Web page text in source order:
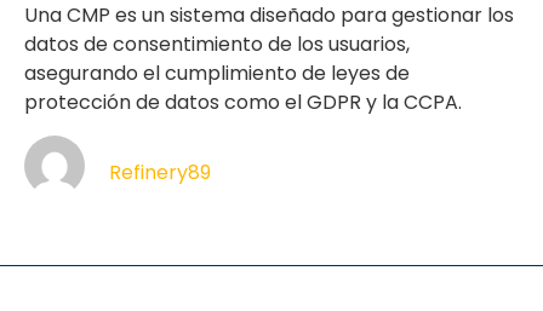
Una CMP es un sistema diseñado para gestionar los
datos de consentimiento de los usuarios,
asegurando el cumplimiento de leyes de
protección de datos como el GDPR y la CCPA.
Refinery89